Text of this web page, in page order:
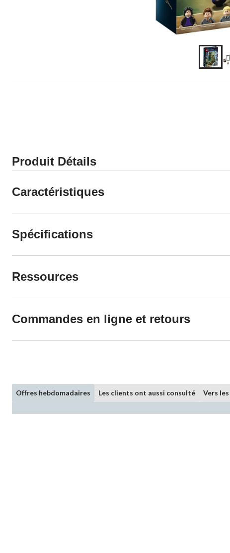
Produit Détails
Caractéristiques
Spécifications
Ressources
Commandes en ligne et retours
Offres hebdomadaires Les clients ont aussi consulté Vers